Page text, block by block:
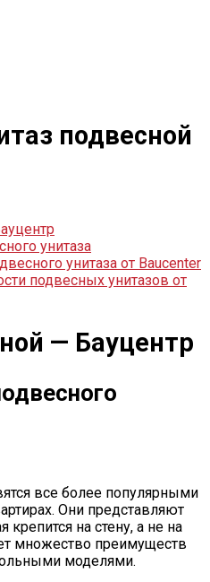
подвесной
унитаза
унитаза от Baucenter
подвесных унитазов от
— Бауцентр
все более популярными
Они представляют
крепится на стену, а не на
множество преимуществ
моделями.